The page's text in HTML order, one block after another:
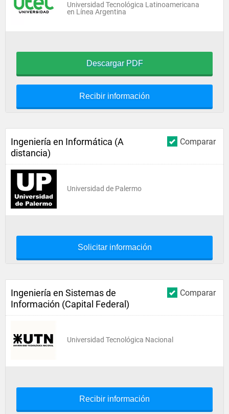
Universidad Tecnológica Latinoamericana
en Línea Argentina
Descargar PDF
Recibir información
Comparar
Ingeniería en Informática (A
distancia)
Universidad de Palermo
Solicitar información
Comparar
Ingeniería en Sistemas de
Información (Capital Federal)
Universidad Tecnológica Nacional
Recibir información